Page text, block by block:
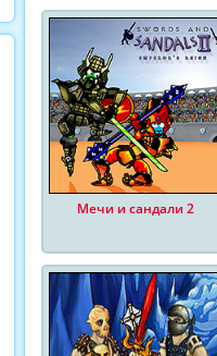
Мечи и сандали 2